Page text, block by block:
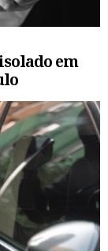
em